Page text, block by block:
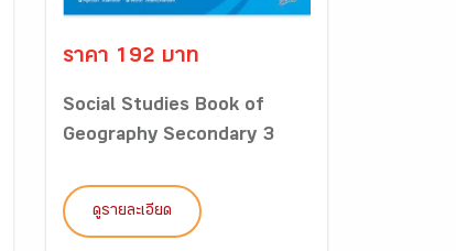
ราคา 192 บาท
Social Studies Book of
Geography Secondary 3
ดูรายละเอียด